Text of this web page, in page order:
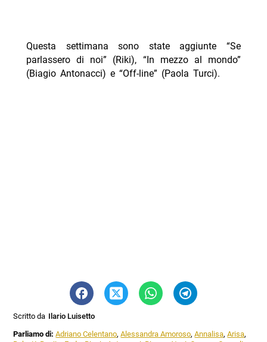
Questa settimana sono state aggiunte “Se
parlassero di noi” (Riki), “In mezzo al mondo”
(Biagio Antonacci) e “Off-line” (Paola Turci).
Scritto da Ilario Luisetto
Parliamo di:Adriano Celentano,Alessandra Amoroso,Annalisa,Arisa,